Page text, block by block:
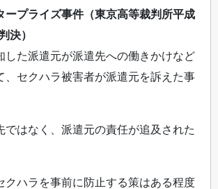
プライズ事件（東京高等裁判所平成
決）
した派遣元が派遣先への働きかけなど
、セクハラ被害者が派遣元を訴えた事
ではなく、派遣元の責任が追及された
クハラを事前に防止する策はある程度